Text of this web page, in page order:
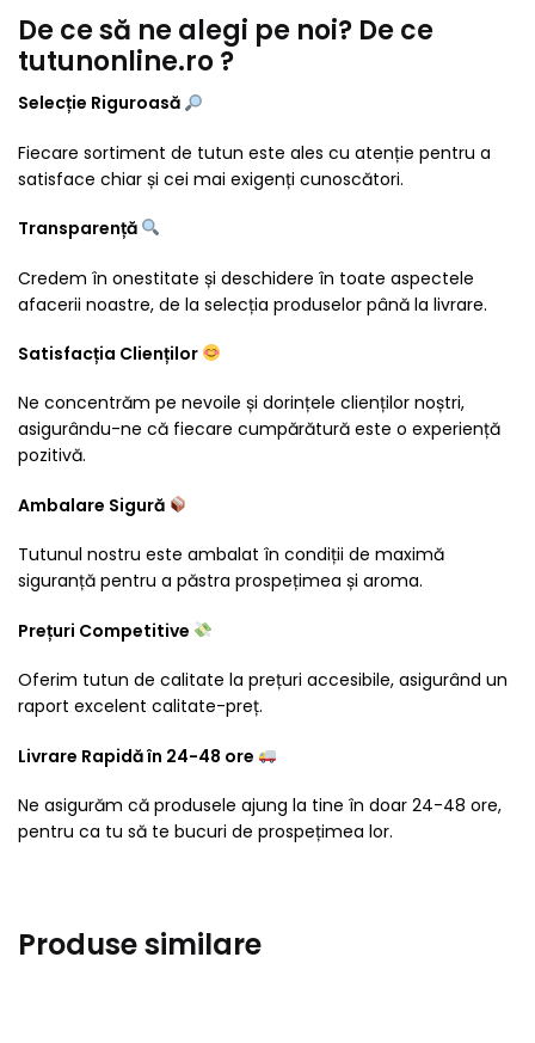
De ce să ne alegi pe noi? De ce
tutunonline.ro ?
Selecție Riguroasă
Fiecare sortiment de tutun este ales cu atenție pentru a
satisface chiar și cei mai exigenți cunoscători.
Transparență
Credem în onestitate și deschidere în toate aspectele
afacerii noastre, de la selecția produselor până la livrare.
Satisfacția Clienților
Ne concentrăm pe nevoile și dorințele clienților noștri,
asigurându-ne că fiecare cumpărătură este o experiență
pozitivă.
Ambalare Sigură
Tutunul nostru este ambalat în condiții de maximă
siguranță pentru a păstra prospețimea și aroma.
Prețuri Competitive
Oferim tutun de calitate la prețuri accesibile, asigurând un
raport excelent calitate-preț.
Livrare Rapidă în 24-48 ore
Ne asigurăm că produsele ajung la tine în doar 24-48 ore,
pentru ca tu să te bucuri de prospețimea lor.
Produse similare